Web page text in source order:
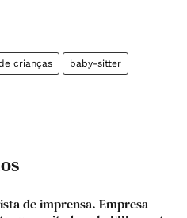
crianças baby-sitter
de imprensa. Empresa